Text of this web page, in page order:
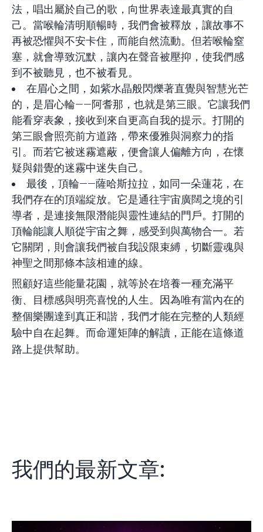
法，唱出屬於自己的歌，向世界表達最真實的自
己。當喉輪清明順暢時，我們會被釋放，讓故事不
再被恐懼與不安卡住，而能自然流動。但若喉輪窒
塞，就會導致沉默，讓內在聲音被壓抑，使我們感
到不被聽見，也不被看見。
在眉心之間，如紫水晶般閃爍著直覺與智慧光芒
的，是眉心輪——阿耆那，也就是第三眼。它讓我們
能看穿表象，接收到來自更高自我的提示。打開的
第三眼會照亮前方道路，帶來優雅與洞察力的指
引。而若它被迷霧遮蔽，便會讓人偏離方向，在懷
疑與錯覺的迷霧中迷失自己。
最後，頂輪——薩哈斯拉拉，如同一朵蓮花，在
我們存在的頂端綻放。它是通往宇宙廣闊之境的引
導者，是連接無限潛能與靈性連結的門戶。打開的
頂輪能讓人順從宇宙之舞，感受到與萬物合一。若
它關閉，則會讓我們被自我設限束縛，切斷靈魂與
神聖之間那條本該相連的線。
照顧好這些能量花園，就等於在培養一種充滿平
衡、目標感與明亮喜悅的人生。因為唯有當內在的
整個樂團達到真正和諧，我們才能在完整的人類經
驗中自在起舞。而命運矩陣的解讀，正能在這條道
路上提供幫助。
我們的最新文章: